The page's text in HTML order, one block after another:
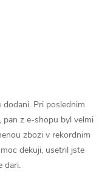
dodani. Pri poslednim
pan z e-shopu byl velmi
zbozi v rekordnim
dekuji, usetril jste
dari.